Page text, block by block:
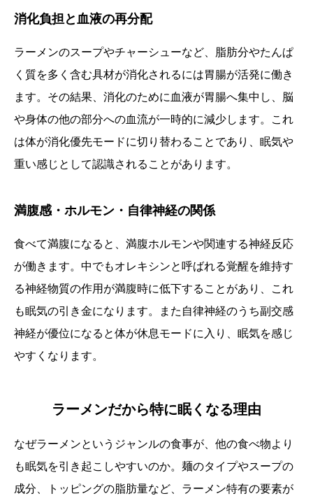
消化負担と血液の再分配
ラーメンのスープやチャーシューなど、脂肪分やたんぱ
く質を多く含む具材が消化されるには胃腸が活発に働き
ます。その結果、消化のために血液が胃腸へ集中し、脳
や身体の他の部分への血流が一時的に減少します。これ
は体が消化優先モードに切り替わることであり、眠気や
重い感じとして認識されることがあります。
満腹感・ホルモン・自律神経の関係
食べて満腹になると、満腹ホルモンや関連する神経反応
が働きます。中でもオレキシンと呼ばれる覚醒を維持す
る神経物質の作用が満腹時に低下することがあり、これ
も眠気の引き金になります。また自律神経のうち副交感
神経が優位になると体が休息モードに入り、眠気を感じ
やすくなります。
ラーメンだから特に眠くなる理由
なぜラーメンというジャンルの食事が、他の食べ物より
も眠気を引き起こしやすいのか。麺のタイプやスープの
成分、トッピングの脂肪量など、ラーメン特有の要素が